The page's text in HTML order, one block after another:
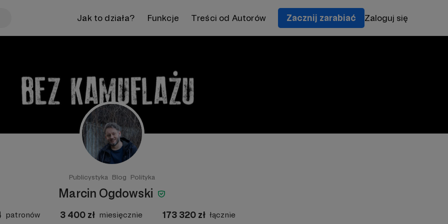
Jak to działa? Funkcje Treści od Autorów Zacznij zarabiać Zaloguj się
Publicystyka Blog Polityka
Marcin Ogdowski
patronów 3 400 zł miesięcznie 173 320 zł łącznie